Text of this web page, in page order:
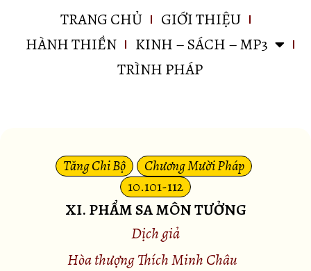
TRANG CHỦ
GIỚI THIỆU
HÀNH THIỀN
KINH – SÁCH – MP3
TRÌNH PHÁP
Tăng Chi Bộ
Chương Mười Pháp
10.101-112
XI. PHẨM SA MÔN TƯỞNG
Dịch giả
Hòa thượng Thích Minh Châu